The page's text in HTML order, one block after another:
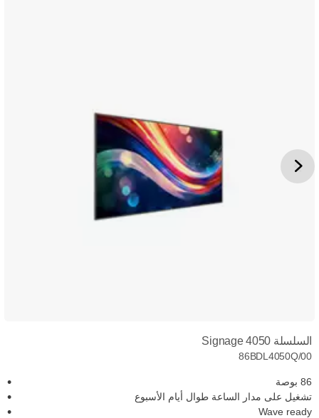
السلسلة Signage 4050
86BDL4050Q/00
86 بوصة
تشغيل على مدار الساعة طوال أيام الأسبوع
Wave ready